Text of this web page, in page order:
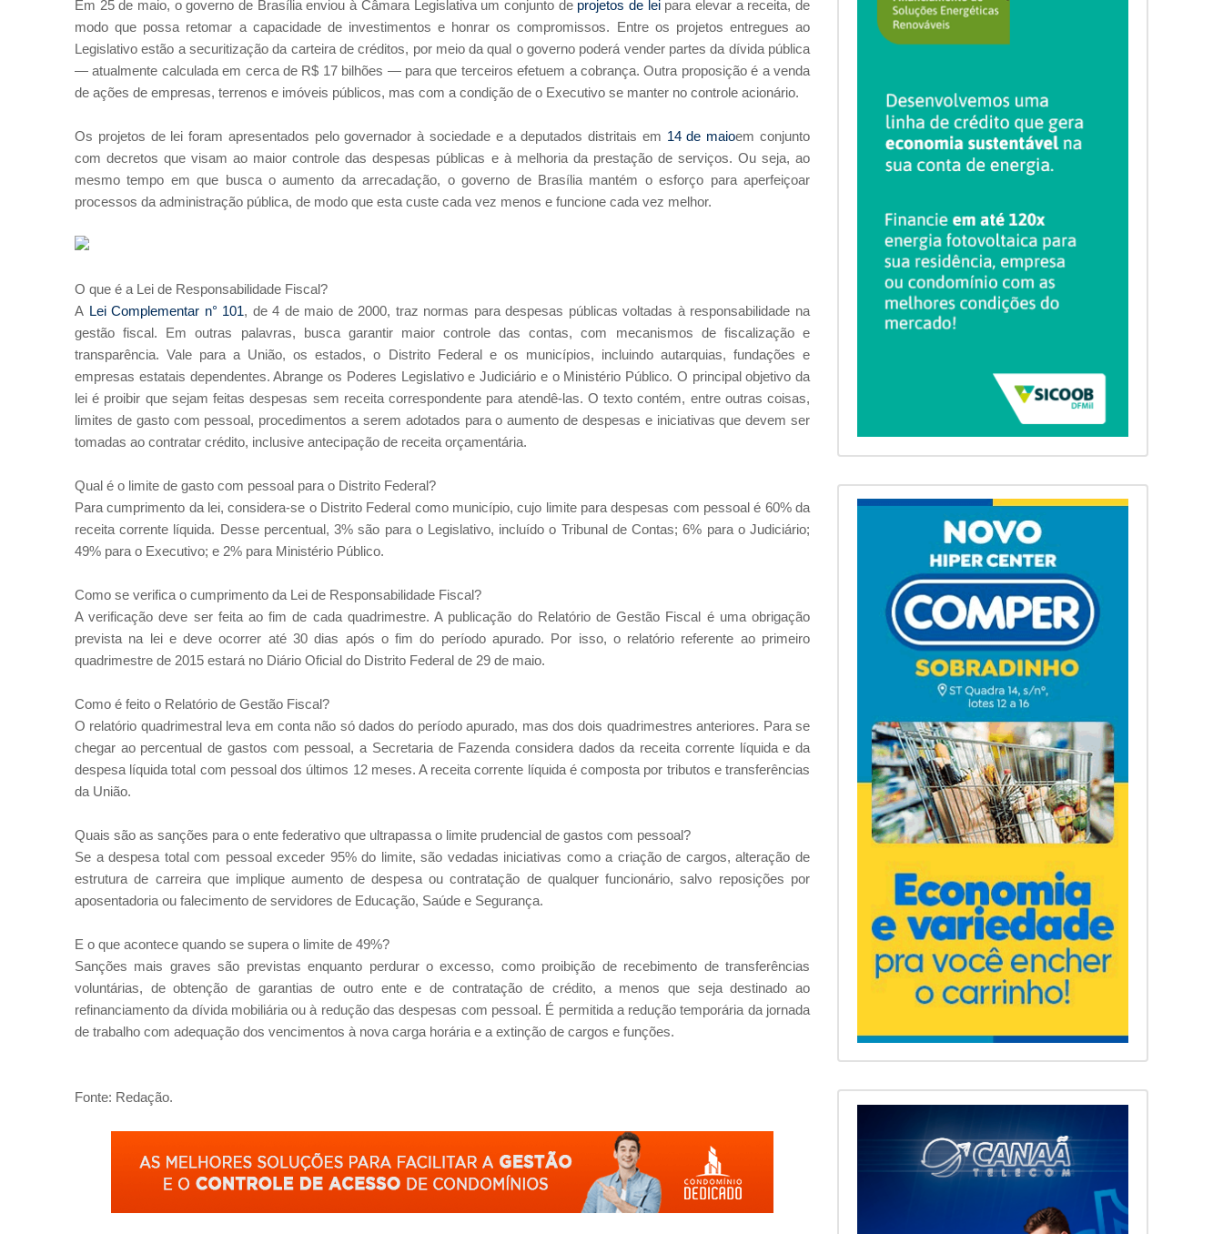
Em 25 de maio, o governo de Brasília enviou à Câmara Legislativa um conjunto de projetos de leipara elevar a receita, de
modo que possa retomar a capacidade de investimentos e honrar os compromissos. Entre os projetos entregues ao
Legislativo estão a securitização da carteira de créditos, por meio da qual o governo poderá vender partes da dívida pública
— atualmente calculada em cerca de R$ 17 bilhões — para que terceiros efetuem a cobrança. Outra proposição é a venda
de ações de empresas, terrenos e imóveis públicos, mas com a condição de o Executivo se manter no controle acionário.
Os projetos de lei foram apresentados pelo governador à sociedade e a deputados distritais em 14 de maioem conjunto
com decretos que visam ao maior controle das despesas públicas e à melhoria da prestação de serviços. Ou seja, ao
mesmo tempo em que busca o aumento da arrecadação, o governo de Brasília mantém o esforço para aperfeiçoar
processos da administração pública, de modo que esta custe cada vez menos e funcione cada vez melhor.
O que é a Lei de Responsabilidade Fiscal?
A Lei Complementar n° 101, de 4 de maio de 2000, traz normas para despesas públicas voltadas à responsabilidade na
gestão fiscal. Em outras palavras, busca garantir maior controle das contas, com mecanismos de fiscalização e
transparência. Vale para a União, os estados, o Distrito Federal e os municípios, incluindo autarquias, fundações e
empresas estatais dependentes. Abrange os Poderes Legislativo e Judiciário e o Ministério Público. O principal objetivo da
lei é proibir que sejam feitas despesas sem receita correspondente para atendê-las. O texto contém, entre outras coisas,
limites de gasto com pessoal, procedimentos a serem adotados para o aumento de despesas e iniciativas que devem ser
tomadas ao contratar crédito, inclusive antecipação de receita orçamentária.
Qual é o limite de gasto com pessoal para o Distrito Federal?
Para cumprimento da lei, considera-se o Distrito Federal como município, cujo limite para despesas com pessoal é 60% da
receita corrente líquida. Desse percentual, 3% são para o Legislativo, incluído o Tribunal de Contas; 6% para o Judiciário;
49% para o Executivo; e 2% para Ministério Público.
Como se verifica o cumprimento da Lei de Responsabilidade Fiscal?
A verificação deve ser feita ao fim de cada quadrimestre. A publicação do Relatório de Gestão Fiscal é uma obrigação
prevista na lei e deve ocorrer até 30 dias após o fim do período apurado. Por isso, o relatório referente ao primeiro
quadrimestre de 2015 estará no Diário Oficial do Distrito Federal de 29 de maio.
Como é feito o Relatório de Gestão Fiscal?
O relatório quadrimestral leva em conta não só dados do período apurado, mas dos dois quadrimestres anteriores. Para se
chegar ao percentual de gastos com pessoal, a Secretaria de Fazenda considera dados da receita corrente líquida e da
despesa líquida total com pessoal dos últimos 12 meses. A receita corrente líquida é composta por tributos e transferências
da União.
Quais são as sanções para o ente federativo que ultrapassa o limite prudencial de gastos com pessoal?
Se a despesa total com pessoal exceder 95% do limite, são vedadas iniciativas como a criação de cargos, alteração de
estrutura de carreira que implique aumento de despesa ou contratação de qualquer funcionário, salvo reposições por
aposentadoria ou falecimento de servidores de Educação, Saúde e Segurança.
E o que acontece quando se supera o limite de 49%?
Sanções mais graves são previstas enquanto perdurar o excesso, como proibição de recebimento de transferências
voluntárias, de obtenção de garantias de outro ente e de contratação de crédito, a menos que seja destinado ao
refinanciamento da dívida mobiliária ou à redução das despesas com pessoal. É permitida a redução temporária da jornada
de trabalho com adequação dos vencimentos à nova carga horária e a extinção de cargos e funções.
Fonte: Redação.